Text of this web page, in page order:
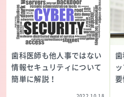
歯科医師も他人事ではない
情報セキュリティについて
簡単に解説！
2022.10.18
歯
要